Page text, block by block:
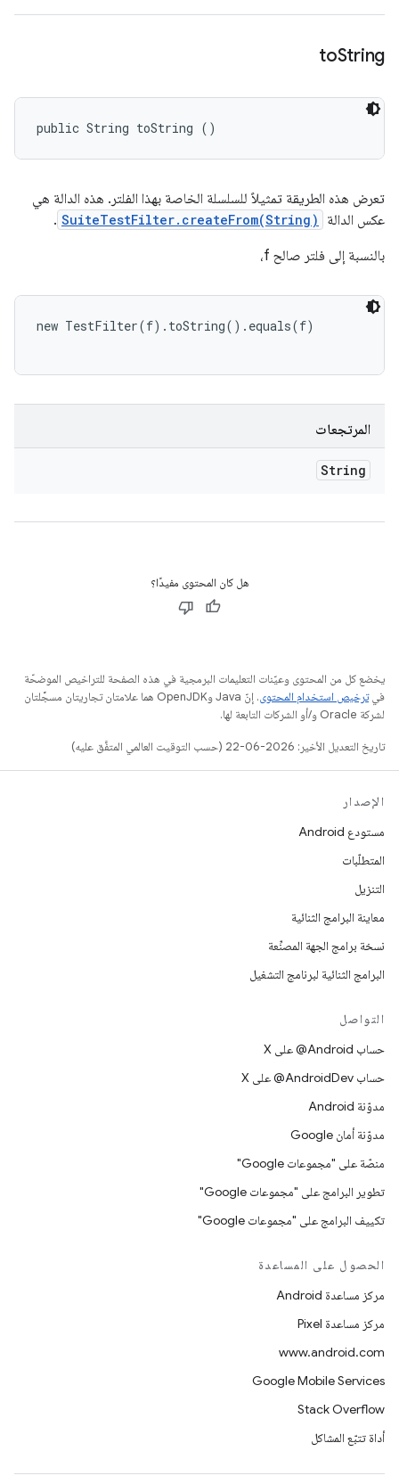
toString
public String toString ()
تعرض هذه الطريقة تمثيلاً للسلسلة الخاصة بهذا الفلتر. هذه الدالة هي
عكس الدالة
SuiteTestFilter.createFrom(String)
.
بالنسبة إلى فلتر صالح f،
new TestFilter(f).toString().equals(f)
المرتجعات
String
هل كان المحتوى مفيدًا؟
يخضع كل من المحتوى وعيّنات التعليمات البرمجية في هذه الصفحة للتراخيص الموضحّة
فيترخيص استخدام المحتوى
. إنّ Java وOpenJDK هما علامتان تجاريتان مسجَّلتان
لشركة Oracle و/أو الشركات التابعة لها.
تاريخ التعديل الأخير: 2026-06-22 (حسب التوقيت العالمي المتفَّق عليه)
الإصدار
مستودع Android
المتطلّبات
التنزيل
معاينة البرامج الثنائية
نسخة برامج الجهة المصنِّعة
البرامج الثنائية لبرنامج التشغيل
التواصل
حساب ‎@Android على X
حساب ‎@AndroidDev على X
مدوّنة Android
مدوّنة أمان Google
منصّة على "مجموعات Google"
تطوير البرامج على "مجموعات Google"
تكييف البرامج على "مجموعات Google"
الحصول على المساعدة
مركز مساعدة Android
مركز مساعدة Pixel
www.android.com
Google Mobile Services
Stack Overflow
أداة تتبّع المشاكل